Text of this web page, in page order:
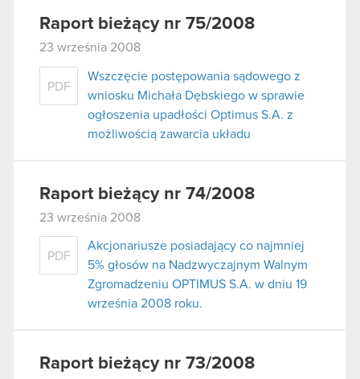
Raport bieżący nr 75/2008
23 września 2008
PDF
Wszczęcie postępowania sądowego z
wniosku Michała Dębskiego w sprawie
ogłoszenia upadłości Optimus S.A. z
możliwością zawarcia układu
Raport bieżący nr 74/2008
23 września 2008
PDF
Akcjonariusze posiadający co najmniej
5% głosów na Nadzwyczajnym Walnym
Zgromadzeniu OPTIMUS S.A. w dniu 19
września 2008 roku.
Raport bieżący nr 73/2008